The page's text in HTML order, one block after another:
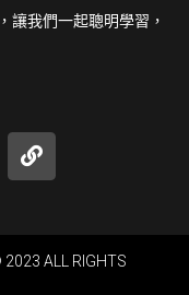
讓我們一起聰明學習，
ALL RIGHTS